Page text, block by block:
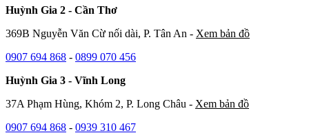
Huỳnh Gia 2 - Cần Thơ
369B Nguyễn Văn Cừ nối dài, P. Tân An - Xem bản đồ
0907 694 868 - 0899 070 456
Huỳnh Gia 3 - Vĩnh Long
37A Phạm Hùng, Khóm 2, P. Long Châu - Xem bản đồ
0907 694 868 - 0939 310 467